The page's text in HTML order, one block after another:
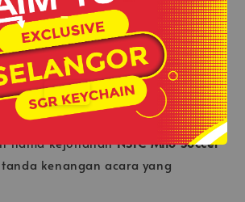
-
.
anda kekal kering dan
perlawanan.
Penuh:Grafik dan teks yang
lama, dan tidak luntur.
Bahagian belakang
nama kejohananNSFC Milo Soccer
kenangan acara yang